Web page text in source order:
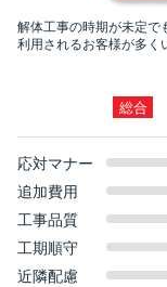
解体工事の時期が未定で
利用されるお客様が多く
総合
応対マナー
追加費用
工事品質
工期順守
近隣配慮